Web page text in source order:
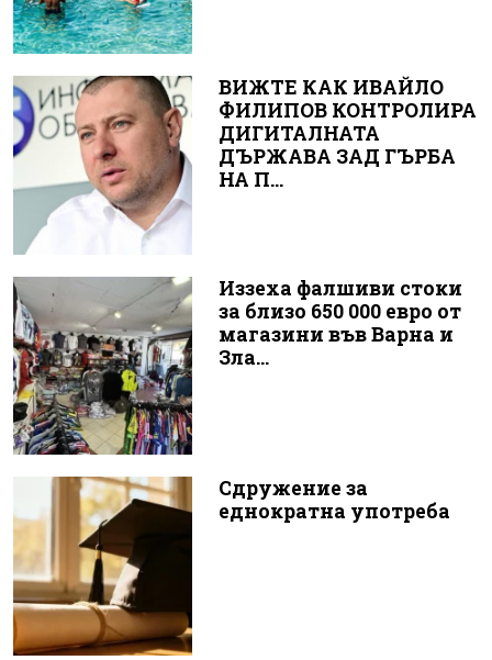
ВИЖТЕ КАК ИВАЙЛО
ФИЛИПОВ КОНТРОЛИРА
ДИГИТАЛНАТА
ДЪРЖАВА ЗАД ГЪРБА
НА П...
Иззеха фалшиви стоки
за близо 650 000 евро от
магазини във Варна и
Зла...
Сдружение за
еднократна употреба